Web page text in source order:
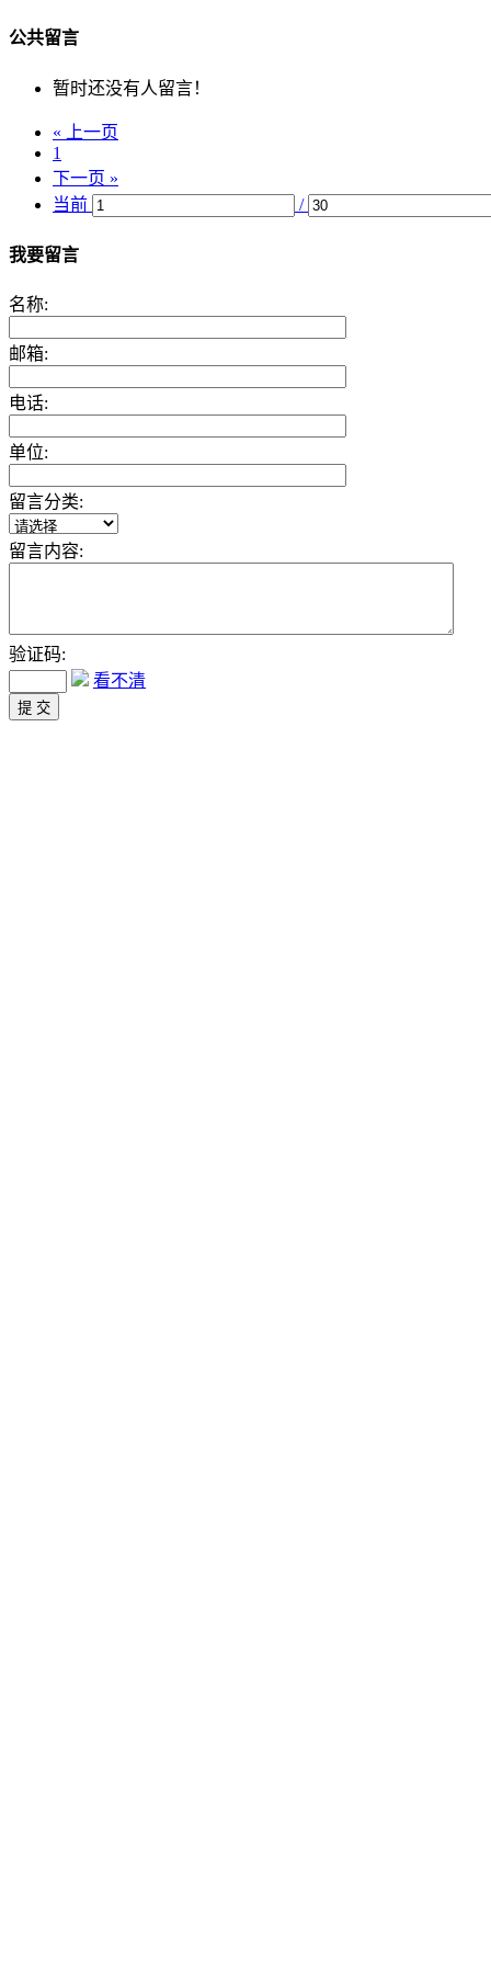
公共留言
暂时还没有人留言！
« 上一页
1
下一页 »
当前
/
我要留言
名称:
邮箱:
电话:
单位:
留言分类:
留言内容:
验证码:
看不清